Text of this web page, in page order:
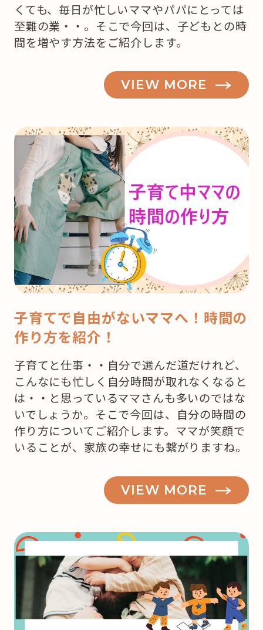
くても、毎日が忙しいママやパパにとっては
至難の業・・。そこで今回は、子どもとの時
間を増やす方法をご紹介します。
VIEW MORE
子育てで自由がないママへ！時間の
作り方を紹介！
子育てと仕事・・自分で選んだ道だけれど、
こんなにも忙しく自分時間が取れなくなると
は・・と思っているママさんも多いのではな
いでしょうか。そこで今回は、自分の時間の
作り方についてご紹介します。ママが笑顔で
いることが、家族の幸せにも繋がりますね。
VIEW MORE